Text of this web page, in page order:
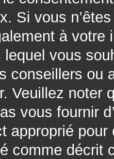
Si vous
à
lequel vous
conseillers ou
Veuillez noter
vous fournir
approprié
comme décrit